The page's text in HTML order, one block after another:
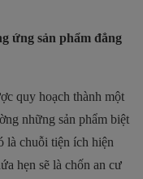
ứng sản phẩm đẳng
quy hoạch thành một
những sản phẩm biệt
là chuỗi tiện ích hiện
hẹn sẽ là chốn an cư